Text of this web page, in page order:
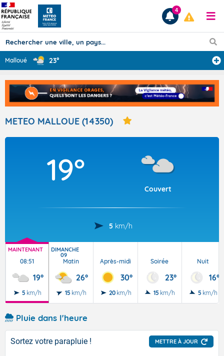
Prévisions
TOUS LES RÉSULTATS
Articles
4
Malloué 23°
METEO MALLOUE (14350)
19°
Couvert
5 km/h
MAINTENANT
08:51
19°
5 km/h
DIMANCHE
09
Matin
26°
15 km/h
Après-midi
30°
20 km/h
Soirée
23°
15 km/h
Nuit
16°
5 km/h
Pluie dans l'heure
Sortez votre parapluie ! METTRE À JOUR